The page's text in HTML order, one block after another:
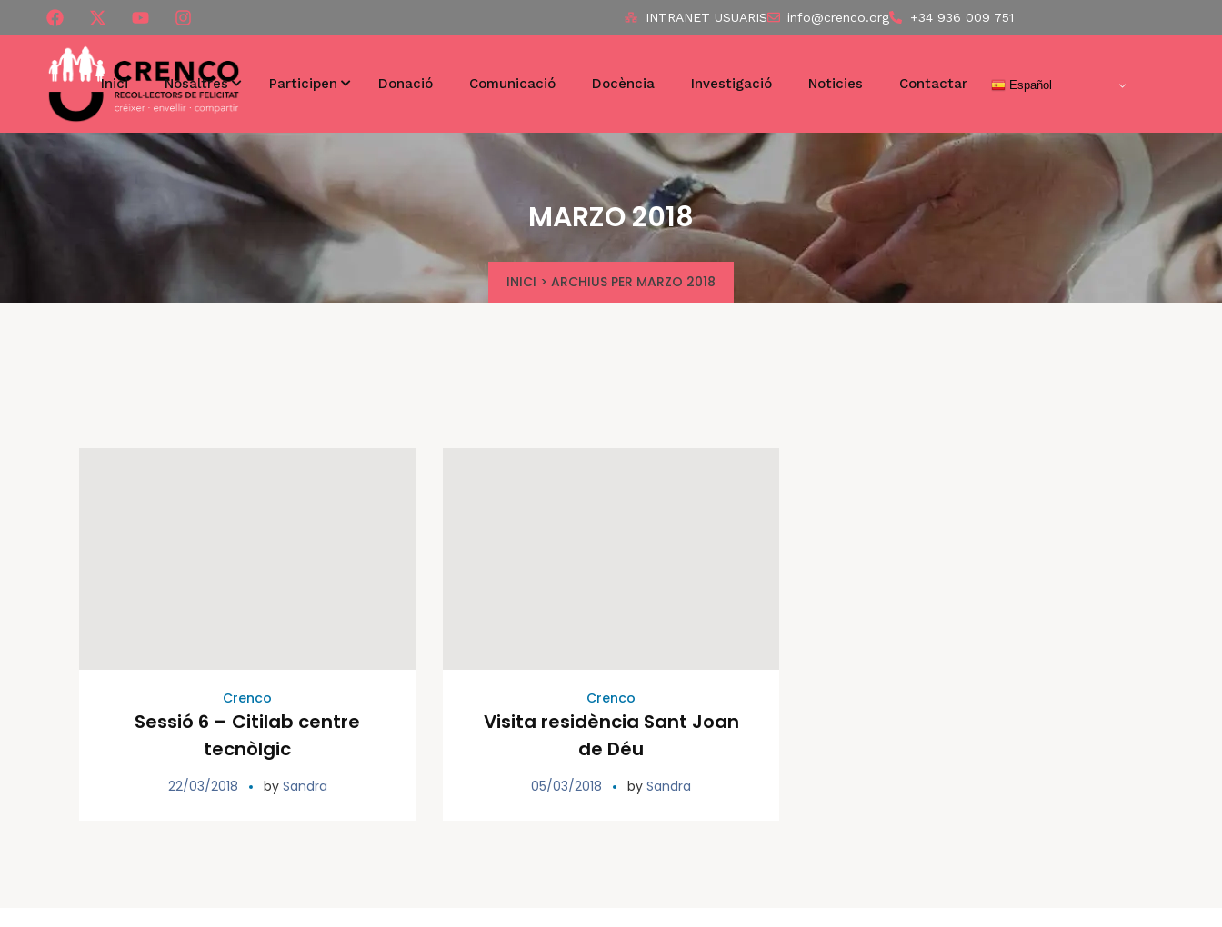
INTRANET USUARIS info@crenco.org +34 936 009 751
Inici Nosaltres Participen Donació Comunicació Docència Investigació Noticies Contactar Español
MARZO 2018
INICI > ARCHIUS PER MARZO 2018
Crenco
Sessió 6 – Citilab centre
tecnòlgic
22/03/2018 by Sandra
Crenco
Visita residència Sant Joan
de Déu
05/03/2018 by Sandra